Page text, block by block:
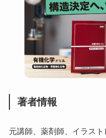
著者情報
元講師、薬剤師、イラスト